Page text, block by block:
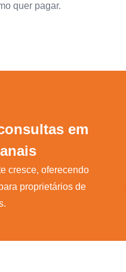
quer pagar.
em
cresce, oferecendo
proprietários de